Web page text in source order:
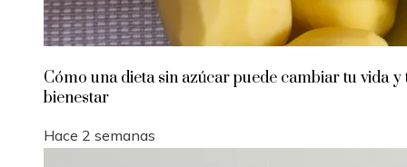
Cómo una dieta sin azúcar puede cambiar tu vida y
bienestar
Hace 2 semanas